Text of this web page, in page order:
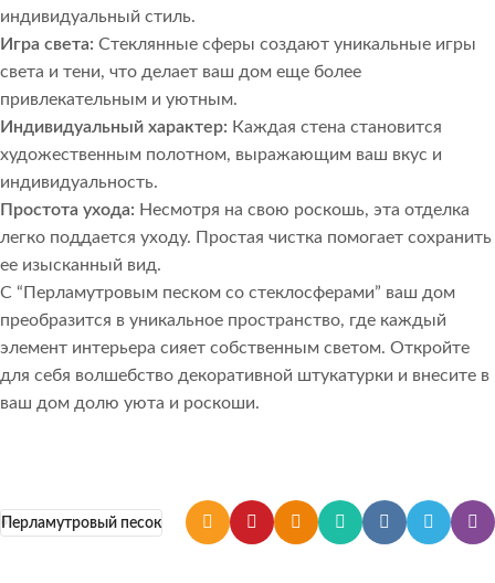
индивидуальный стиль.
Игра света: Стеклянные сферы создают уникальные игры
света и тени, что делает ваш дом еще более
привлекательным и уютным.
Индивидуальный характер: Каждая стена становится
художественным полотном, выражающим ваш вкус и
индивидуальность.
Простота ухода: Несмотря на свою роскошь, эта отделка
легко поддается уходу. Простая чистка помогает сохранить
ее изысканный вид.
С “Перламутровым песком со стеклосферами” ваш дом
преобразится в уникальное пространство, где каждый
элемент интерьера сияет собственным светом. Откройте
для себя волшебство декоративной штукатурки и внесите в
ваш дом долю уюта и роскоши.
Перламутровый песок